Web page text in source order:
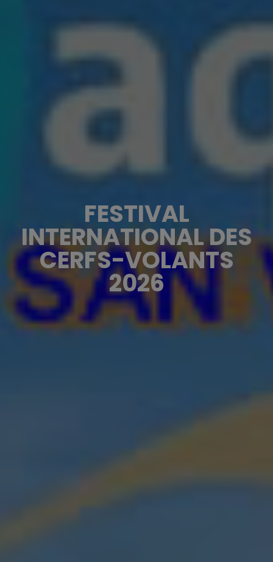
FESTIVAL
INTERNATIONAL DES
CERFS-VOLANTS
2026